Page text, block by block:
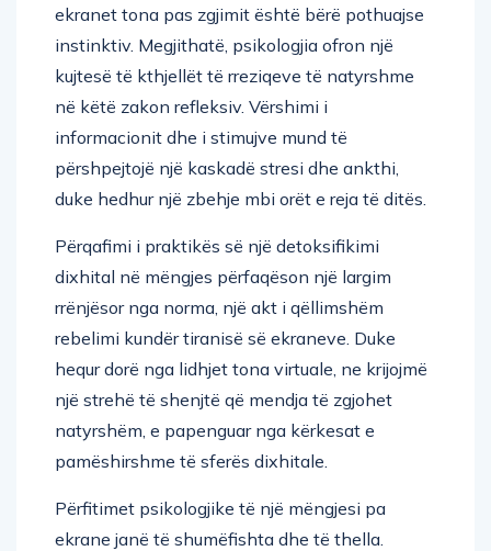
ekranet tona pas zgjimit është bërë pothuajse
instinktiv. Megjithatë, psikologjia ofron një
kujtesë të kthjellët të rreziqeve të natyrshme
në këtë zakon refleksiv. Vërshimi i
informacionit dhe i stimujve mund të
përshpejtojë një kaskadë stresi dhe ankthi,
duke hedhur një zbehje mbi orët e reja të ditës.
Përqafimi i praktikës së një detoksifikimi
dixhital në mëngjes përfaqëson një largim
rrënjësor nga norma, një akt i qëllimshëm
rebelimi kundër tiranisë së ekraneve. Duke
hequr dorë nga lidhjet tona virtuale, ne krijojmë
një strehë të shenjtë që mendja të zgjohet
natyrshëm, e papenguar nga kërkesat e
pamëshirshme të sferës dixhitale.
Përfitimet psikologjike të një mëngjesi pa
ekrane janë të shumëfishta dhe të thella.